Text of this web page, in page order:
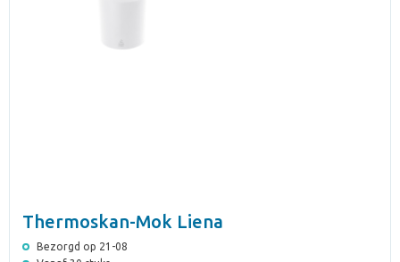
Thermoskan-Mok Liena
Bezorgd op 21-08